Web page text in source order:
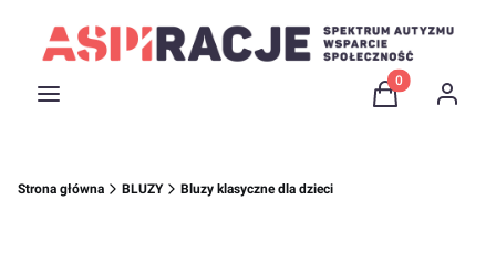
Menu Produkty w
Koszyk Zaloguj
Strona główna BLUZY Bluzy klasyczne dla dzieci